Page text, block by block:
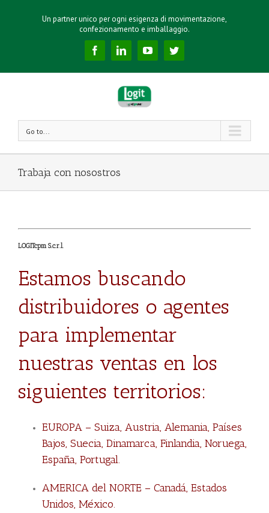
Un partner unico per ogni esigenza di movimentazione,
confezionamento e imballaggio.
FacebookLinkedinYouTubeTwitter
Go to...
Trabaja con nosostros
LOGITcpm S.c.r.l.
Estamos buscando
distribuidores o agentes
para implementar
nuestras ventas en los
siguientes territorios:
EUROPA – Suiza, Austria, Alemania, Países
Bajos, Suecia, Dinamarca, Finlandia, Noruega,
España, Portugal.
AMERICA del NORTE – Canadá, Estados
Unidos, México.